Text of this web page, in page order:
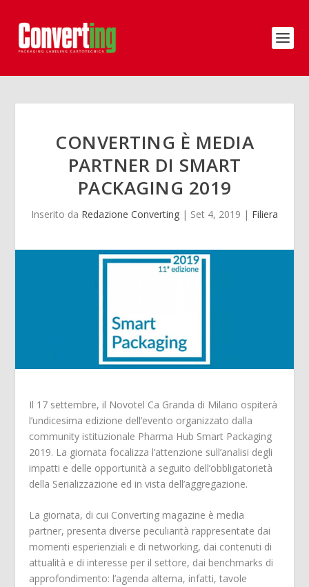
CONVERTING È MEDIA
PARTNER DI SMART
PACKAGING 2019
Inserito da Redazione Converting | Set 4, 2019 | Filiera
Il 17 settembre, il Novotel Ca Granda di Milano ospiterà
l’undicesima edizione dell’evento organizzato dalla
community istituzionale Pharma Hub Smart Packaging
2019. La giornata focalizza l’attenzione sull’analisi degli
impatti e delle opportunità a seguito dell’obbligatorietà
della Serializzazione ed in vista dell’aggregazione.
La giornata, di cui Converting magazine è media
partner, presenta diverse peculiarità rappresentate dai
momenti esperienziali e di networking, dai contenuti di
attualità e di interesse per il settore, dai benchmarks di
approfondimento: l’agenda alterna, infatti, tavole